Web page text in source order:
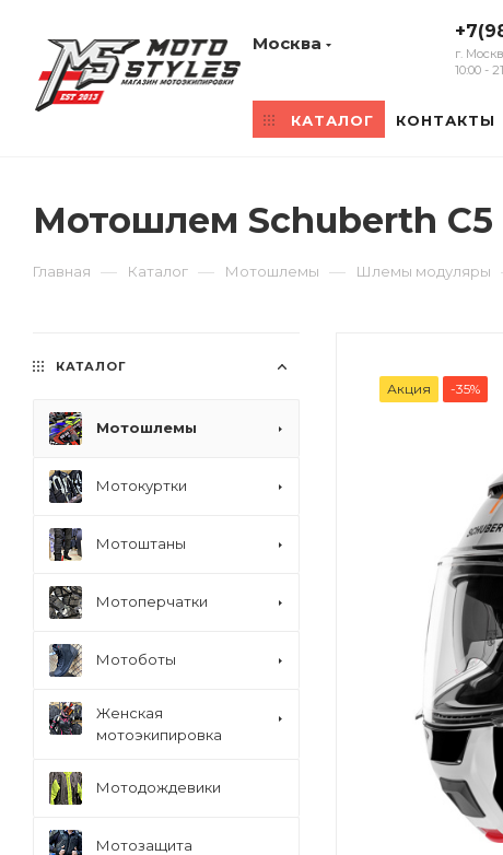
Москва
г.
10:00 -
КАТАЛОГ КОНТАКТЫ
Мотошлем Schuberth
Главная — Каталог — Мотошлемы — Шлемы модуляры
Акция -35%
КАТАЛОГ
Мотошлемы
Мотокуртки
Мотоштаны
Мотоперчатки
Мотоботы
Женская
мотоэкипировка
Мотодождевики
Мотозащита